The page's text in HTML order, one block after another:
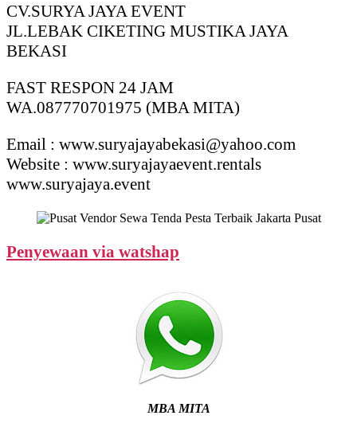
CV.SURYA JAYA EVENT
JL.LEBAK CIKETING MUSTIKA JAYA
BEKASI
FAST RESPON 24 JAM
WA.087770701975 (MBA MITA)
Email : www.suryajayabekasi@yahoo.com
Website : www.suryajayaevent.rentals
www.suryajaya.event
Penyewaan via watshap
MBA MITA